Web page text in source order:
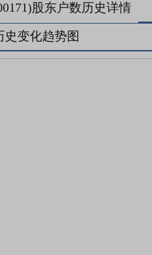
股东户数历史详情
史变化趋势图